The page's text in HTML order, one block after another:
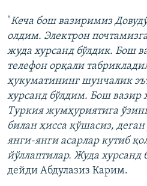
"Кеча бош вазиримиз
олдим. Электрон
жуда хурсанд бўлдик. Бош
телефон орқали
ҳукуматининг шунчалик
хурсанд бўлдим. Бош вазир
Туркия жумҳуриятига
билан ҳисса қўшасиз,
янги-янги асарлар кутиб
йўллаптилар. Жуда хурсанд
дейди Абдулазиз Карим.